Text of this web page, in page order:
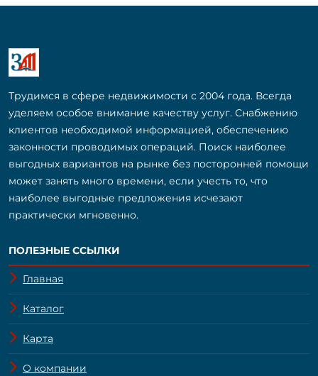
Трудимся в сфере недвижимости с 2004 года. Всегда
уделяем особое внимание качеству услуг. Снабжению
клиентов необходимой информацией, обеспечению
законности проводимых операций. Поиск наиболее
выгодных вариантов на рынке без посторонней помощи
может занять много времени, если учесть то, что
наиболее выгодные предложения исчезают
практически мгновенно.
ПОЛЕЗНЫЕ ССЫЛКИ
Главная
Каталог
Карта
О компании